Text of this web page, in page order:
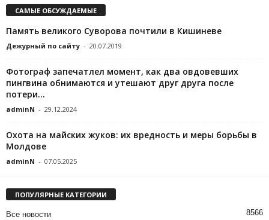
САМЫЕ ОБСУЖДАЕМЫЕ
Память великого Суворова почтили в Кишиневе
Дежурный по сайту - 20.07.2019
Фотограф запечатлел момент, как два овдовевших
пингвина обнимаются и утешают друг друга после
потери...
adminN - 29.12.2024
Охота на майских жуков: их вредность и меры борьбы в
Молдове
adminN - 07.05.2025
ПОПУЛЯРНЫЕ КАТЕГОРИИ
Все новости 8566